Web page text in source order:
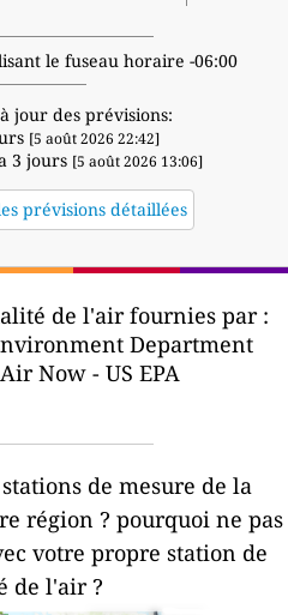
le fuseau horaire -06:00
jour des prévisions:
[5 août 2026 22:42]
3 jours [5 août 2026 13:06]
prévisions détaillées
de l'air fournies par :
Department
Now - US EPA
de mesure de la
région ? pourquoi ne pas
votre propre station de
de l'air ?